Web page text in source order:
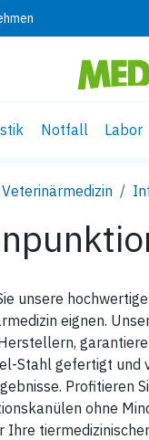
Notfall Labor
Veterinärmedizin
unsere
eignen.
Stahl gefertigt und
Profitieren
ohne
Ihre